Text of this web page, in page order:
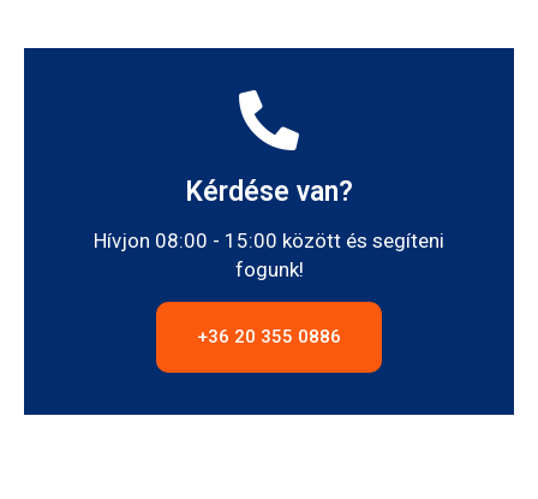
Kérdése van?
Hívjon 08:00 - 15:00 között és segíteni
fogunk!
+36 20 355 0886